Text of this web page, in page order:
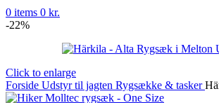
0 items 0 kr.
-22%
Click to enlarge
Forside Udstyr til jagten Rygsække & tasker